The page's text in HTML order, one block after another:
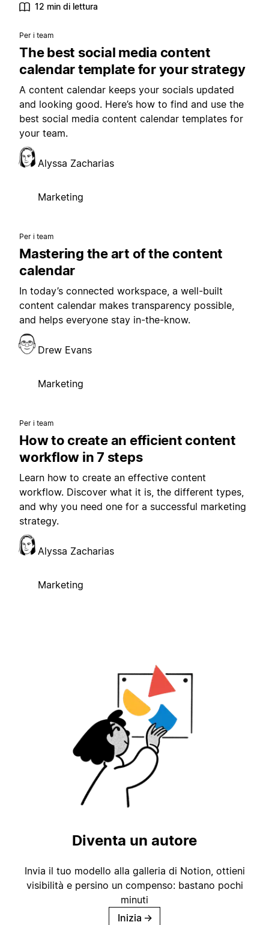
12 min di lettura
Per i team
The best social media content
calendar template for your strategy
A content calendar keeps your socials updated
and looking good. Here’s how to find and use the
best social media content calendar templates for
your team.
Alyssa Zacharias
Marketing
Per i team
Mastering the art of the content
calendar
In today’s connected workspace, a well-built
content calendar makes transparency possible,
and helps everyone stay in-the-know.
Drew Evans
Marketing
Per i team
How to create an efficient content
workflow in 7 steps
Learn how to create an effective content
workflow. Discover what it is, the different types,
and why you need one for a successful marketing
strategy.
Alyssa Zacharias
Marketing
Diventa un autore
Invia il tuo modello alla galleria di Notion, ottieni
visibilità e persino un compenso: bastano pochi
minuti
Inizia →